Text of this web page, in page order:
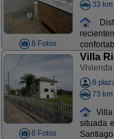
8 Fotos
33 km
8 Fotos
Villa
Vivienda
8
73 km
situada